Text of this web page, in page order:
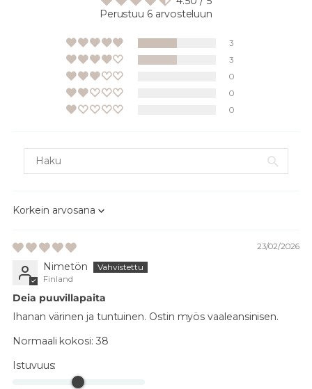
Perustuu 6 arvosteluun
3
3
0
0
0
Sort by
23/02/2026
Nimetön
Finland
Deia puuvillapaita
Ihanan värinen ja tuntuinen. Ostin myös vaaleansinisen.
Normaali kokosi: 38
Istuvuus: